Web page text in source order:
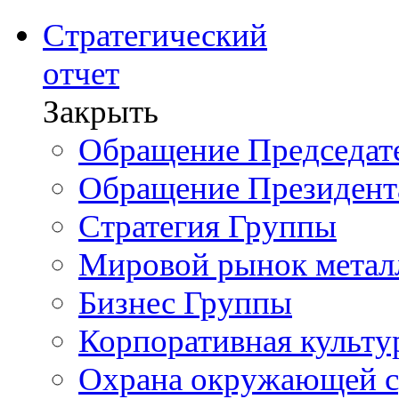
Стратегический
отчет
Закрыть
Обращение
Обращение
Стратегия Группы
Мировой рынок
Бизнес Группы
Корпоративная
Охрана окружающей